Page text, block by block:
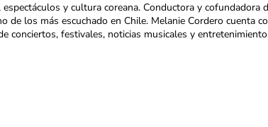
espectáculos y cultura coreana. Conductora y cofundadora
de los más escuchado en Chile. Melanie Cordero cuenta
conciertos, festivales, noticias musicales y entretenimiento